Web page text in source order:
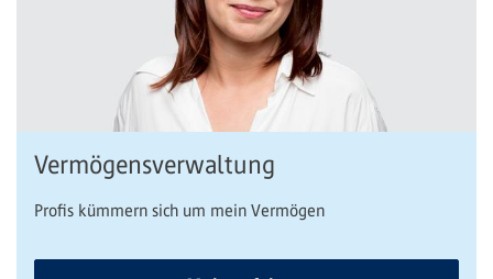
Vermögensverwaltung
Profis kümmern sich um mein Vermögen